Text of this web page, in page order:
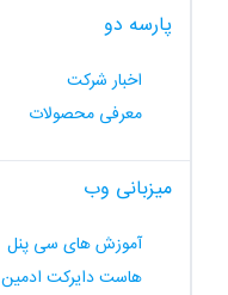
پارسه دو
اخبار شرکت
معرفی محصولات
میزبانی وب
آموزش های سی پنل
هاست دایرکت ادمین